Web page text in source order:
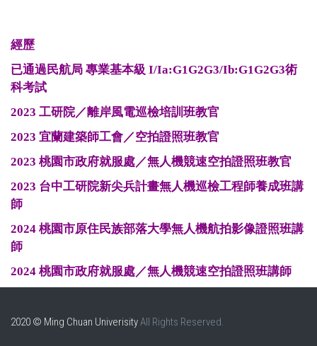
經歷
已通過民航局 專業基本級 I/Ia:G1G2G3/Ib:G1G2G3術
科考試
2023 工研院／離岸風電巡檢培訓班教官
2023 宜蘭建築師工會／空拍證照班教官
2023 桃園市政府就服處／無人機競速空拍證照班教官
2023 台中工研院新尖兵計畫無人機巡檢工程師養成班講
師
2024 桃園市原住民族部落大學無人機航拍影像證照班講
師
2024 桃園市政府就服處／無人機競速空拍證照班講師
2020 © Ming Chuan UniverisityAll Rights Reserved.